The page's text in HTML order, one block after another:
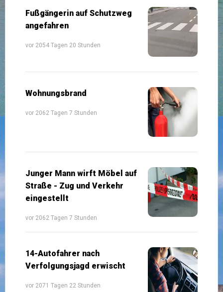
Fußgängerin auf Schutzweg
angefahren
vor 2054 Tagen 20 Stunden
Wohnungsbrand
vor 2062 Tagen 7 Stunden
Junger Mann wirft Möbel auf
Straße - Zug und Verkehr
eingestellt
vor 2062 Tagen 7 Stunden
14-Autofahrer nach
Verfolgungsjagd erwischt
vor 2071 Tagen 22 Stunden